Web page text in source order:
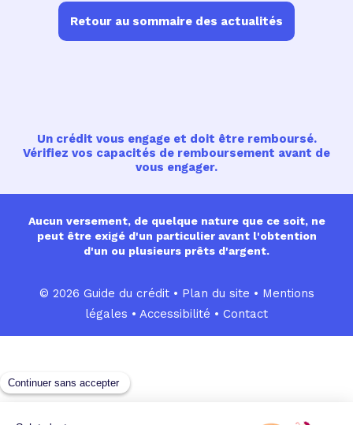
Retour au sommaire des actualités
Un crédit vous engage et doit être remboursé.
Vérifiez vos capacités de remboursement avant de
vous engager.
Aucun versement, de quelque nature que ce soit, ne
peut être exigé d'un particulier avant l'obtention
d'un ou plusieurs prêts d'argent.
© 2026 Guide du crédit • Plan du site • Mentions
légales • Accessibilité • Contact